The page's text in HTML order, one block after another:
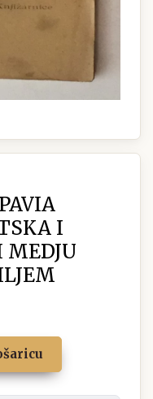
PAVIA
I
MEDJU